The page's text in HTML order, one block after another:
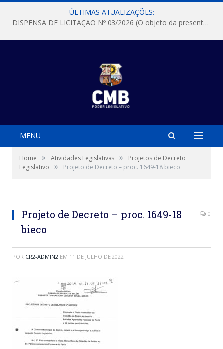
ÚLTIMAS ATUALIZAÇÕES:
DISPENSA DE LICITAÇÃO Nº 03/2026 (O objeto da presente dispensa é a escolha da proposta mais vantajosa para a aquisição, de aparelhos de ar condicionado, tipo Split, com material de instalação e fogão industrial, conforme condições, quantidades e exigências estabelecidas no termo de referencia e neste aviso de contratação direta e seus anexos)
MENU
Home » Atividades Legislativas »
Projetos de Decreto
Legislativo
» Projeto de Decreto – proc. 1649-18 bieco
Projeto de Decreto – proc. 1649-18
bieco
0
POR CR2-ADMIN2 EM 11 DE JULHO DE 2022